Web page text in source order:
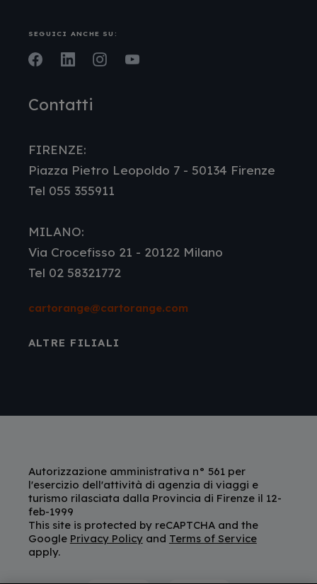
SEGUICI ANCHE SU:
Facebook
LinkedInInstagram
Contatti
FIRENZE:
Piazza Pietro Leopoldo 7 - 50134 Firenze
Tel 055 355911
MILANO:
Via Crocefisso 21 - 20122 Milano
Tel 02 58321772
cartorange@cartorange.com
ALTRE FILIALI
Autorizzazione amministrativa n° 561 per
l'esercizio dell'attività di agenzia di viaggi e
turismo rilasciata dalla Provincia di Firenze il 12-
feb-1999
This site is protected by reCAPTCHA and the
Google Privacy Policyand Terms of Service
apply.